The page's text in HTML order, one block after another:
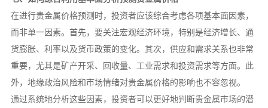
在进行贵金属价格预测时，投资者应该综合考虑各项基本面因素，
而非单一因素。首先，要关注宏观经济环境，特别是经济增长、通
货膨胀、利率以及货币政策的变化。其次，供应和需求关系也非常
重要，尤其是矿产开采、回收量、工业需求和投资需求等方面。此
外，地缘政治风险和市场情绪对贵金属价格的影响也不容忽视。
通过系统地分析这些因素，投资者可以更好地判断贵金属市场的潜